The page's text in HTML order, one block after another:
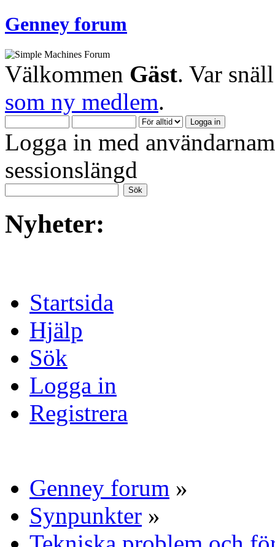
Genney forum
Välkommen Gäst. Var
som ny medlem.
Logga in med
sessionslängd
Nyheter:
Startsida
Hjälp
Sök
Logga in
Registrera
Genney forum »
Synpunkter »